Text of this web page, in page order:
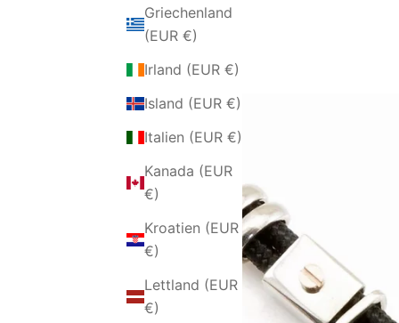
Griechenland
(EUR €)
Irland (EUR €)
Island (EUR €)
Italien (EUR €)
Kanada (EUR
€)
Kroatien (EUR
€)
Lettland (EUR
€)